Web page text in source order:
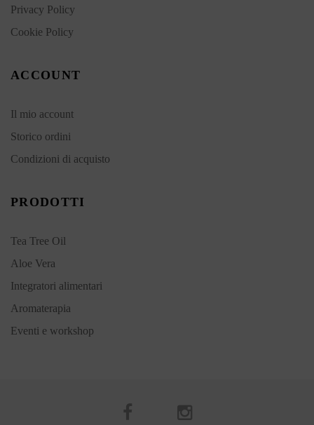
Privacy Policy
Cookie Policy
ACCOUNT
Il mio account
Storico ordini
Condizioni di acquisto
PRODOTTI
Tea Tree Oil
Aloe Vera
Integratori alimentari
Aromaterapia
Eventi e workshop